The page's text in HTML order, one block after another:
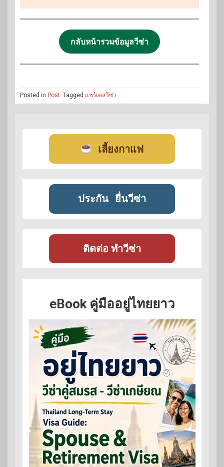
กลับหน้ารวมข้อมูลวีซ่า
Posted in Post Tagged แชร์เคสวีซ่า
เลี้ยงกาแฟ
ประกัน ยื่นวีซ่า
ติดต่อ ทำวีซ่า
eBook คู่มืออยู่ไทยยาว